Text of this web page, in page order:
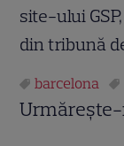
site-ului
din tribună
barcelona
Urmărește-